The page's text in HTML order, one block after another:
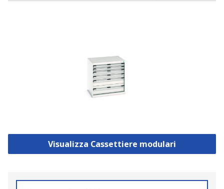
Visualizza Cassettiere modulari